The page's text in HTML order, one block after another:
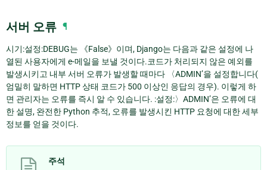
서버 오류 ¶
시기:설정:DEBUG는 《False》이며, Django는 다음과 같은 설정에 나
열된 사용자에게 e-메일을 보낼 것이다.코드가 처리되지 않은 예외를
발생시키고 내부 서버 오류가 발생할 때마다 〈ADMIN’을 설정합니다(
엄밀히 말하면 HTTP 상태 코드가 500 이상인 응답의 경우). 이렇게 하
면 관리자는 오류를 즉시 알 수 있습니다. :설정:〉ADMIN’은 오류에 대
한 설명, 완전한 Python 추적, 오류를 발생시킨 HTTP 요청에 대한 세부
정보를 얻을 것이다.
주석